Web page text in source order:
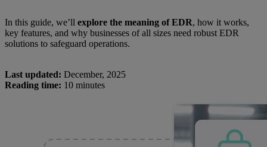
In this guide, we’ll explore the meaning of EDR, how it works,
key features, and why businesses of all sizes need robust EDR
solutions to safeguard operations.
Last updated: December, 2025
Reading time: 10 minutes